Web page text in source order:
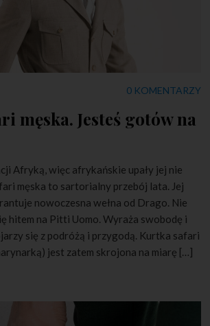
0 KOMENTARZY
męska. Jesteś gotów na
Afryką, więc afrykańskie upały jej nie
męska to sartorialny przebój lata. Jej
nowoczesna wełna od Drago. Nie
hitem na Pitti Uomo. Wyraża swobodę i
się z podróżą i przygodą. Kurtka safari
jest zatem skrojona na miarę […]